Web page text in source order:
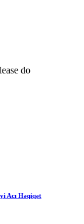
do
Acı Həqiqət